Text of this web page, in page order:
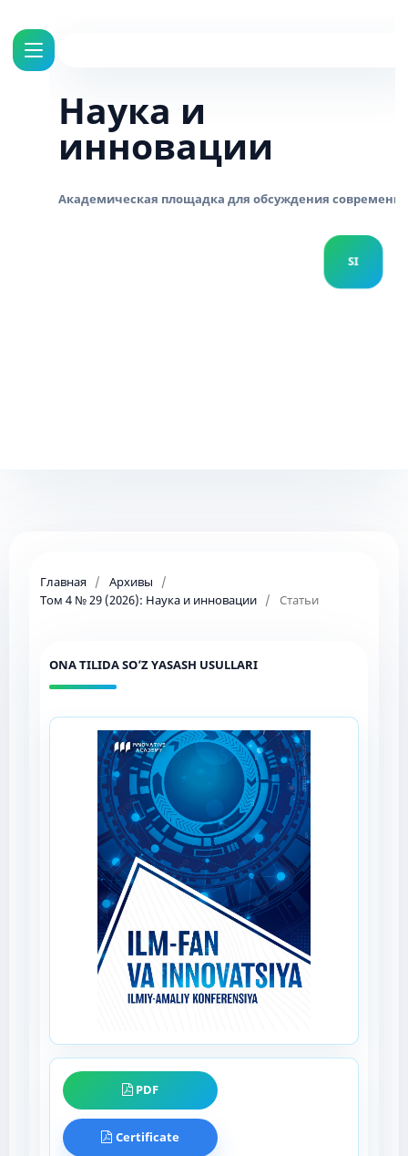
Наука и
инновации
Главная / Архивы
/
Том 4 № 29 (2026): Наука и инновации / Статьи
ONA TILIDA SO’Z YASASH USULLARI
PDF
Certificate